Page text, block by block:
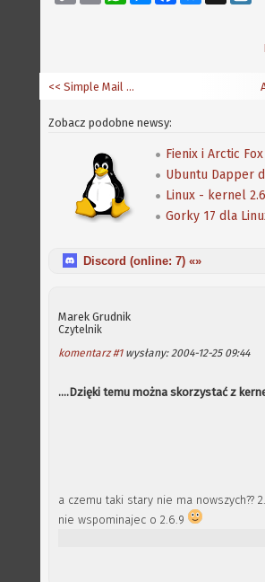
Link
<< Simple Mail 0.24
Zobacz podobne newsy:
Fienix i Arctic Fox
Discord (online: 7) «»
Marek Grudnik
Czytelnik
komentarz #1wysłany: 2004-12-25 09:44
....Dzięki temu można skorzystać z
a czemu taki stary nie ma nowszych??
nie wspominajec o 2.6.9